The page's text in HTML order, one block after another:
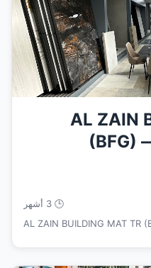
AL ZAIN
(BFG)
🕒 3 أشهر